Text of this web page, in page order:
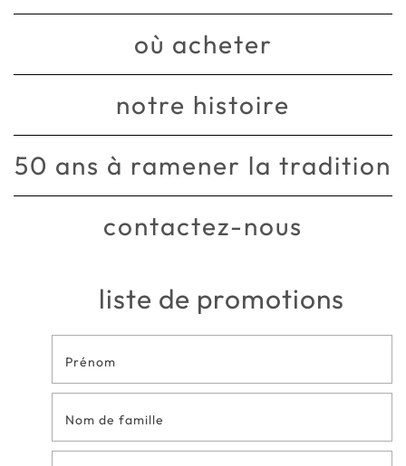
où acheter
notre histoire
50 ans à ramener la tradition
contactez-nous
liste de promotions
Formulaire
de contact
en bas de
page